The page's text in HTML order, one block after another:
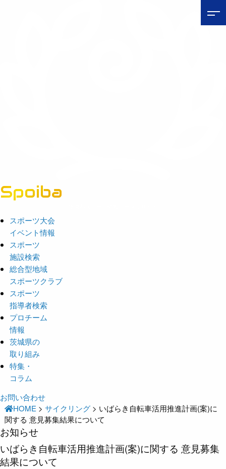
Spoiba
スポーツ大会
イベント情報
スポーツ
施設検索
総合型地域
スポーツクラブ
スポーツ
指導者検索
プロチーム
情報
茨城県の
取り組み
特集・
コラム
お問い合わせ
HOME >サイクリング > いばらき自転車活用推進計画(案)に
関する 意見募集結果について
お知らせ
いばらき自転車活用推進計画(案)に関する 意見募集
結果について